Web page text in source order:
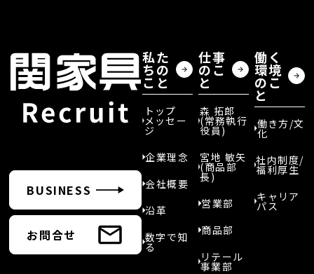
BUSINESS
お問合せ
私た
ちの
こと
トップ
メッセー
ジ
企業理念
会社概要
沿革
数字で知
る
仕事
のこ
と
森 拓郎
(常務執行
役員)
宮地 敏矢
(商品部
長)
営業部
商品部
リテール
事業部
働く
環境
のこ
と
働き方/文
化
社内制度/
福利厚生
キャリア
パス